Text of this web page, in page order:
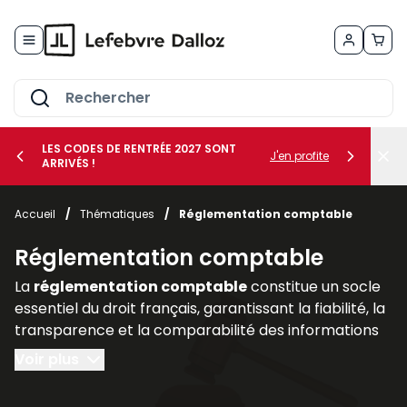
le sous-menu Vos métiers
le sous-menu Vos besoins
LES CODES DE RENTRÉE 2027 SONT
ARRIVÉS !
J'en profite
Accueil / Thématiques / Réglementation comptable
Réglementation comptable
La réglementation comptableconstitue un socle
essentiel du droit français, garantissant la fiabilité, la
transparence et la comparabilité des informations
financières produites par les entreprises. Elle
encadre la manière dont les sociétés doivent